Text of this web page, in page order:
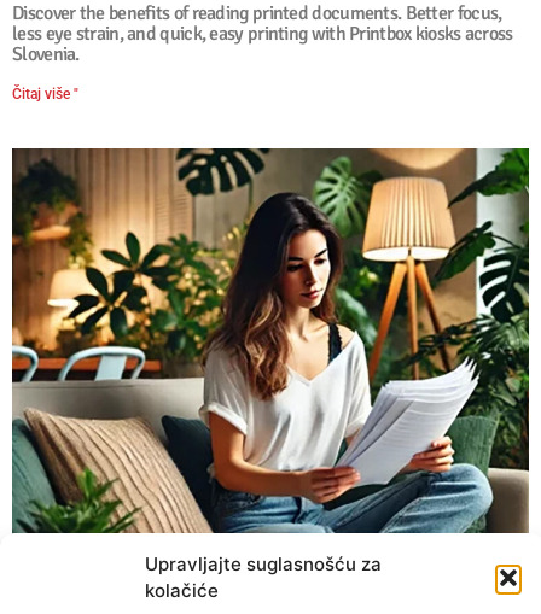
Upravljajte suglasnošću za
kolačiće
Discover the benefits of reading printed documents. Better focus,
less eye strain, and quick, easy printing with Printbox kiosks across
Slovenia.
Čitaj više "